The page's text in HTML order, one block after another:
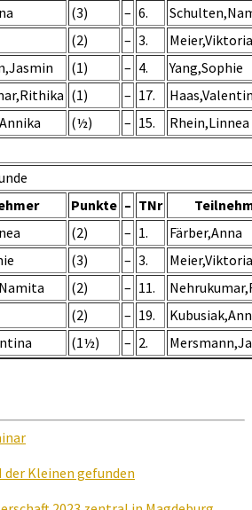
(3) – 6.
(2) – 3.
Meier,Viktoria
(1) – 4.
Yang,Sophie
(1) – 17.
(½) – 15. Rhein,Linnea
Punkte – TNr
(2) – 1.
Färber,Anna
(3) – 3.
Meier,Viktoria
(2) – 11.
(2) – 19.
(1½) – 2.
der Kleinen gefunden